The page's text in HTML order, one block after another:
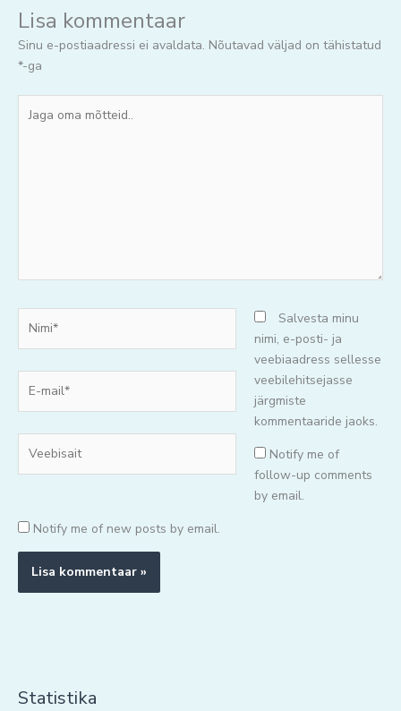
Lisa kommentaar
Sinu e-postiaadressi ei avaldata. Nõutavad väljad on tähistatud
*-ga
oma
mail*
Salvesta minu
nimi, e-posti- ja
veebiaadress sellesse
veebilehitsejasse
järgmiste
kommentaaride jaoks.
Notify me of
follow-up comments
by email.
Notify me of new posts by email.
Statistika